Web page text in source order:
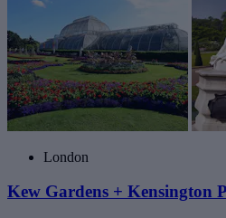
London
Kew Gardens + Kensington